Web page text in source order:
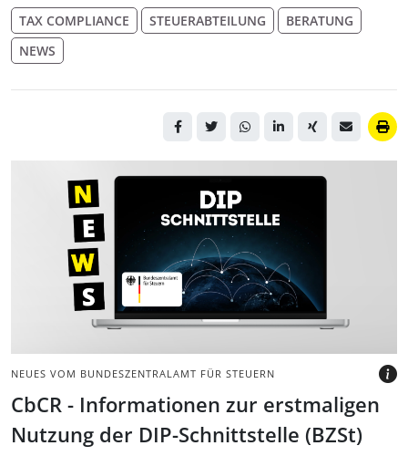
TAX COMPLIANCE STEUERABTEILUNG
BERATUNG
NEWS
NEUES VOM BUNDESZENTRALAMT FÜR STEUERN
CbCR - Informationen zur erstmaligen
Nutzung der DIP-Schnittstelle (BZSt)
Laptopbildschirm zeigt
eine Webseite mit
wehenden internationalen
Flaggen.
BILD: @BZST.DE